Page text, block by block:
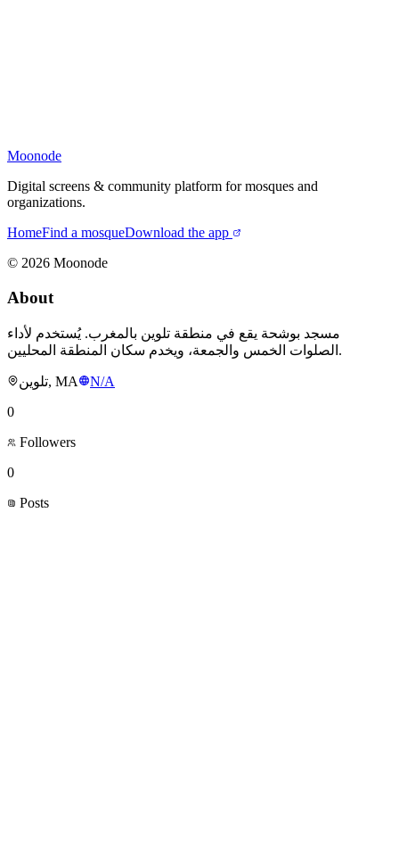
Moonode
Digital screens & community platform for mosques and
organizations.
HomeFind a mosqueDownload the app
© 2026 Moonode
About
مسجد بوشحة يقع في منطقة تلوين بالمغرب. يُستخدم لأداء
الصلوات الخمس والجمعة، ويخدم سكان المنطقة المحليين.
تلوين, MA
N/A
0
Followers
0
Posts